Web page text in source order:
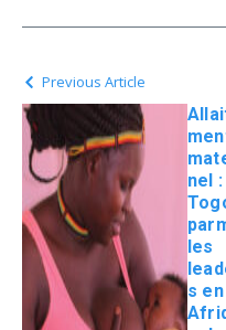
Previous Article
nel
les
s en